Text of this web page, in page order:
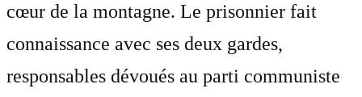
cœur de la montagne. Le prisonnier fait
connaissance avec ses deux gardes,
responsables dévoués au parti communiste